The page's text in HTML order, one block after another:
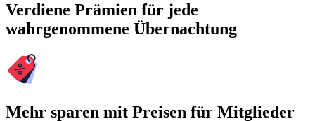
Verdiene Prämien für jede
wahrgenommene Übernachtung
Mehr sparen mit Preisen für Mitglieder